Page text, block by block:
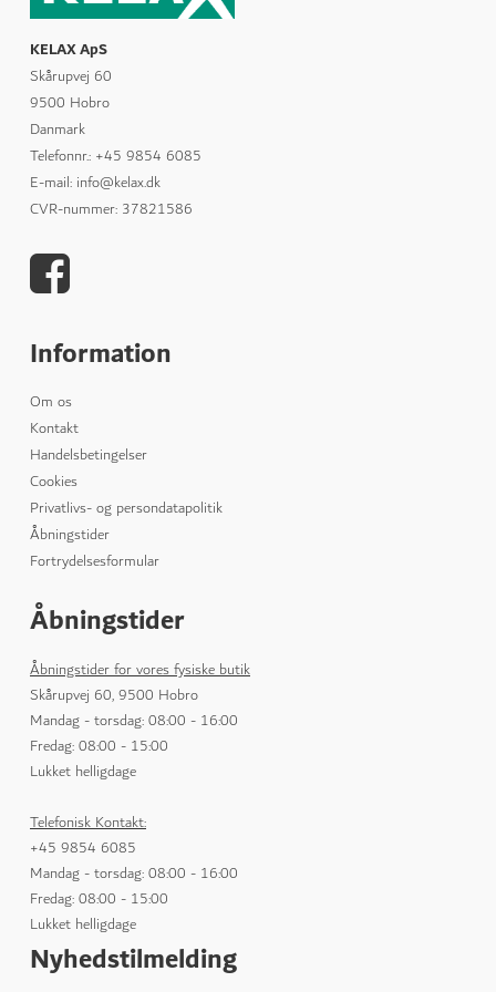
KELAX ApS
Skårupvej 60
9500 Hobro
Danmark
Telefonnr.: +45 9854 6085
E-mail: info@kelax.dk
CVR-nummer: 37821586
Information
Om os
Kontakt
Handelsbetingelser
Cookies
Privatlivs- og persondatapolitik
Åbningstider
Fortrydelsesformular
Åbningstider
Åbningstider for vores fysiske butik
Skårupvej 60, 9500 Hobro
Mandag - torsdag: 08:00 - 16:00
Fredag: 08:00 - 15:00
Lukket helligdage
Telefonisk Kontakt:
+45 9854 6085
Mandag - torsdag: 08:00 - 16:00
Fredag: 08:00 - 15:00
Lukket helligdage
Nyhedstilmelding